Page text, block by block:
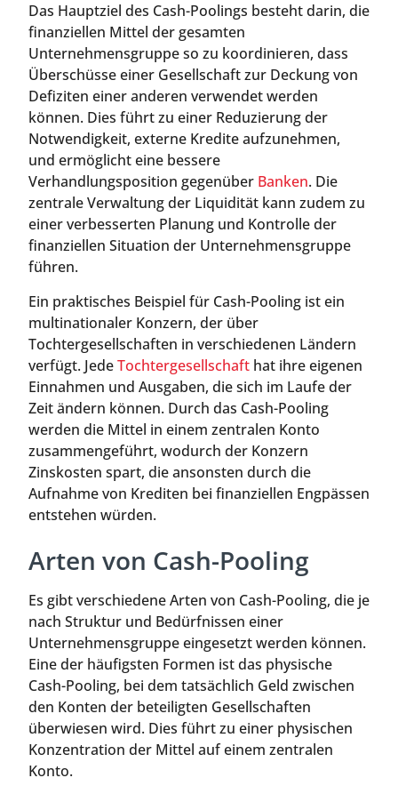
Das Hauptziel des Cash-Poolings besteht darin, die
finanziellen Mittel der gesamten
Unternehmensgruppe so zu koordinieren, dass
Überschüsse einer Gesellschaft zur Deckung von
Defiziten einer anderen verwendet werden
können. Dies führt zu einer Reduzierung der
Notwendigkeit, externe Kredite aufzunehmen,
und ermöglicht eine bessere
Verhandlungsposition gegenüber Banken. Die
zentrale Verwaltung der Liquidität kann zudem zu
einer verbesserten Planung und Kontrolle der
finanziellen Situation der Unternehmensgruppe
führen.
Ein praktisches Beispiel für Cash-Pooling ist ein
multinationaler Konzern, der über
Tochtergesellschaften in verschiedenen Ländern
verfügt. JedeTochtergesellschaft hat ihre eigenen
Einnahmen und Ausgaben, die sich im Laufe der
Zeit ändern können. Durch das Cash-Pooling
werden die Mittel in einem zentralen Konto
zusammengeführt, wodurch der Konzern
Zinskosten spart, die ansonsten durch die
Aufnahme von Krediten bei finanziellen Engpässen
entstehen würden.
Arten von Cash-Pooling
Es gibt verschiedene Arten von Cash-Pooling, die je
nach Struktur und Bedürfnissen einer
Unternehmensgruppe eingesetzt werden können.
Eine der häufigsten Formen ist das physische
Cash-Pooling, bei dem tatsächlich Geld zwischen
den Konten der beteiligten Gesellschaften
überwiesen wird. Dies führt zu einer physischen
Konzentration der Mittel auf einem zentralen
Konto.